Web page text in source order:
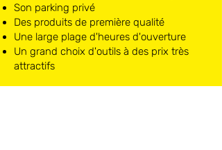
Son parking privé
Des produits de première qualité
Une large plage d'heures d'ouverture
Un grand choix d'outils à des prix très
attractifs